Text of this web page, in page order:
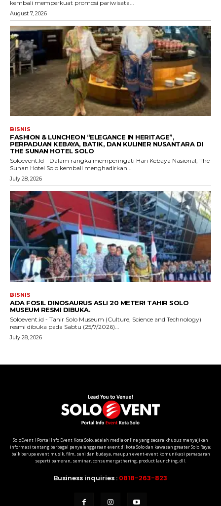
SoloEvent I Portal Info Event Kota Solo, adalah media online yang secara khusus menyajikan
informasi tentang berbagai penyelenggaraan event di kota Solo dan kawasan greater Solo Raya;
baik berupa event musik, film, seni dan budaya, maupun event-event komunikasi pemasaran
seperti pameran, seminar, consumer gathering, product launching, dll.
Business inquiries : 0818-263-823